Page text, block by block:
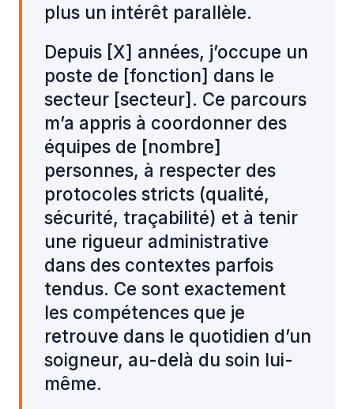
plus un intérêt parallèle.
Depuis [X] années, j’occupe un
poste de [fonction] dans le
secteur [secteur]. Ce parcours
m’a appris à coordonner des
équipes de [nombre]
personnes, à respecter des
protocoles stricts (qualité,
sécurité, traçabilité) et à tenir
une rigueur administrative
dans des contextes parfois
tendus. Ce sont exactement
les compétences que je
retrouve dans le quotidien d’un
soigneur, au-delà du soin lui-
même.